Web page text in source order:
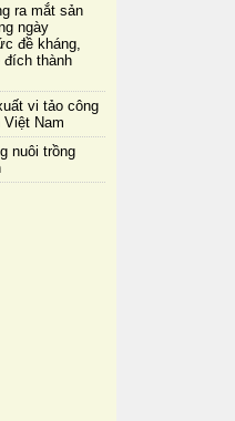
ra mắt sản
ngày
đề kháng,
thành
vi tảo công
Việt Nam
nuôi trồng